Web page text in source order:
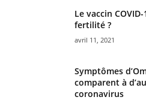
Le vaccin
fertilité ?
avril 11, 2021
Symptômes
comparent à
coronavirus